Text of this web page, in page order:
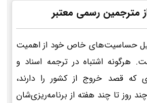
مترجمین رسمی معتبر
حساسیت‌های خاص خود از اهمیت
هرگونه اشتباه در ترجمه اسناد و
که قصد خروج از کشور را دارند،
روز تا چند هفته از برنامه‌ریزی‌شان